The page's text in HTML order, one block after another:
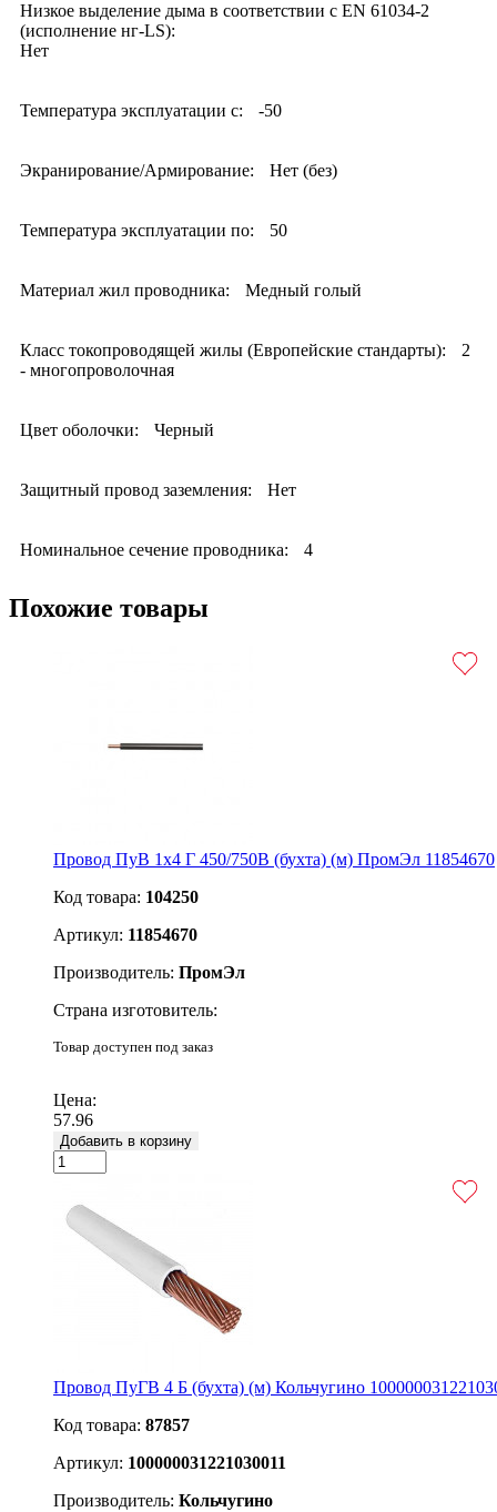
Низкое выделение дыма в соответствии с EN 61034-2
(исполнение нг-LS):
Нет
Температура эксплуатации с: -50
Экранирование/Армирование: Нет (без)
Температура эксплуатации по: 50
Материал жил проводника: Медный голый
Класс токопроводящей жилы (Европейские стандарты):
2
- многопроволочная
Цвет оболочки: Черный
Защитный провод заземления: Нет
Номинальное сечение проводника: 4
Похожие товары
Провод ПуВ 1х4 Г 450/750В (бухта) (м) ПромЭл 11854670
Код товара: 104250
Артикул: 11854670
Производитель: ПромЭл
Страна изготовитель:
Товар доступен под заказ
Цена:
57.96
Добавить в корзину
Провод ПуГВ 4 Б (бухта) (м) Кольчугино
Код товара: 87857
Артикул: 100000031221030011
Производитель: Кольчугино